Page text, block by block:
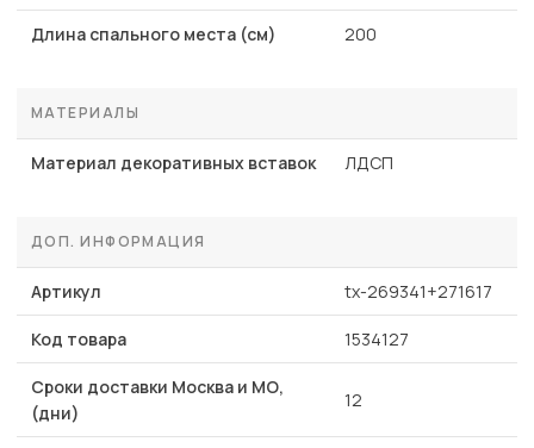
Длина спального места (см) 200
МАТЕРИАЛЫ
Материал декоративных вставок ЛДСП
ДОП. ИНФОРМАЦИЯ
Артикул tx-269341+271617
Код товара 1534127
Сроки доставки Москва и МО,
(дни)
12